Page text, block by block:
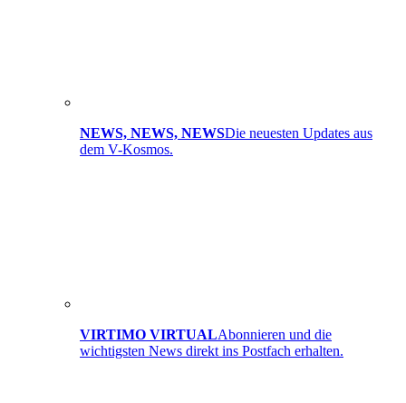
NEWS, NEWS, NEWSDie neuesten Updates aus
dem V-Kosmos.
VIRTIMO VIRTUALAbonnieren und die
wichtigsten News direkt ins Postfach erhalten.